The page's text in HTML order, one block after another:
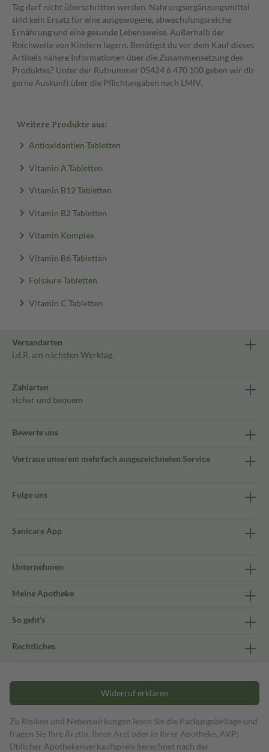
Tag darf nicht überschritten werden. Nahrungsergänzungsmittel
sind kein Ersatz für eine ausgewogene, abwechslungsreiche
Ernährung und eine gesunde Lebensweise. Außerhalb der
Reichweite von Kindern lagern. Benötigst du vor dem Kauf dieses
Artikels nähere Informationen über die Zusammensetzung des
Produktes? Unter der Rufnummer 05424 6 470 100 geben wir dir
gerne Auskunft über die Pflichtangaben nach LMIV.
Weitere Produkte aus:
Antioxidantien Tabletten
Vitamin A Tabletten
Vitamin B12 Tabletten
Vitamin B2 Tabletten
Vitamin Komplex
Vitamin B6 Tabletten
Folsäure Tabletten
Vitamin C Tabletten
Versandarten
i.d.R. am nächsten Werktag
Zahlarten
sicher und bequem
Bewerte uns
Vertraue unserem mehrfach ausgezeichneten Service
Folge uns
Sanicare App
Unternehmen
Meine Apotheke
So geht's
Rechtliches
Widerruf erklären
Zu Risiken und Nebenwirkungen lesen Sie die Packungsbeilage und
fragen Sie Ihre Ärztin, Ihren Arzt oder in Ihrer Apotheke. AVP:
Üblicher Apothekenverkaufspreis berechnet nach der